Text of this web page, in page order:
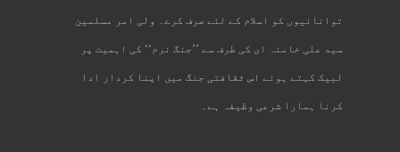
توانائیوں کو اسلام کے لئے صرف کرے۔ ولی امر مسلمین
سید علی خامنہ ای کی طرف سے ’’جنگ نرم‘‘ کی اہمیت پر
لبیک کہتے ہوئے اس ثقافتی جنگ میں اپنا کردار ادا
کرنا ہمارا شرعی وظیفہ ہے۔